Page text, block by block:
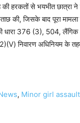
हरकतों से भयभीत छात्रा
की, जिसके बाद पूरा
धारा 376 (3), 504, लैंगिक
निवारण अधिनियम के
, Minor girl assault